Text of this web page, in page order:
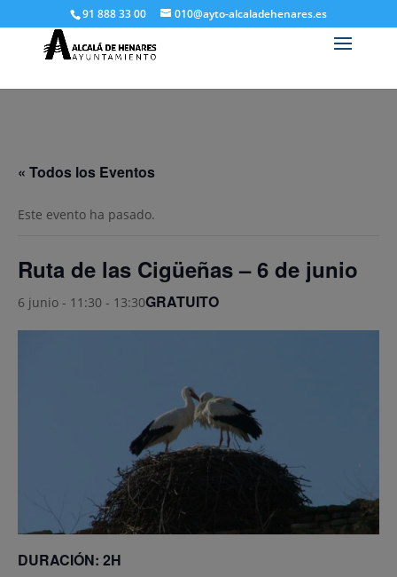
91 888 33 00 010@ayto-alcaladehenares.es
« Todos los Eventos
Este evento ha pasado.
Ruta de las Cigüeñas – 6 de junio
6 junio - 11:30 - 13:30GRATUITO
DURACIÓN: 2H